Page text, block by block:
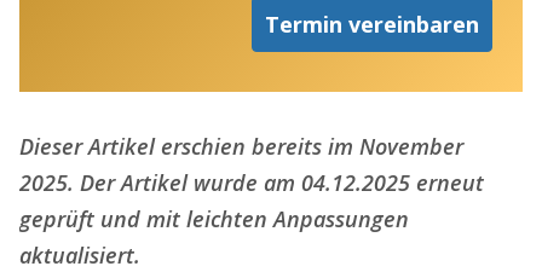
Termin vereinbaren
Dieser Artikel erschien bereits im November
2025. Der Artikel wurde am 04.12.2025 erneut
geprüft und mit leichten Anpassungen
aktualisiert.